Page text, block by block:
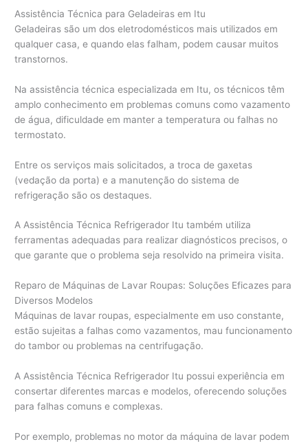
Assistência Técnica para Geladeiras em Itu
Geladeiras são um dos eletrodomésticos mais utilizados em
qualquer casa, e quando elas falham, podem causar muitos
transtornos.
Na assistência técnica especializada em Itu, os técnicos têm
amplo conhecimento em problemas comuns como vazamento
de água, dificuldade em manter a temperatura ou falhas no
termostato.
Entre os serviços mais solicitados, a troca de gaxetas
(vedação da porta) e a manutenção do sistema de
refrigeração são os destaques.
A Assistência Técnica Refrigerador Itu também utiliza
ferramentas adequadas para realizar diagnósticos precisos, o
que garante que o problema seja resolvido na primeira visita.
Reparo de Máquinas de Lavar Roupas: Soluções Eficazes para
Diversos Modelos
Máquinas de lavar roupas, especialmente em uso constante,
estão sujeitas a falhas como vazamentos, mau funcionamento
do tambor ou problemas na centrifugação.
A Assistência Técnica Refrigerador Itu possui experiência em
consertar diferentes marcas e modelos, oferecendo soluções
para falhas comuns e complexas.
Por exemplo, problemas no motor da máquina de lavar podem